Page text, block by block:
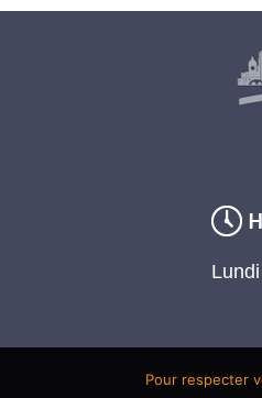
Pour respecter